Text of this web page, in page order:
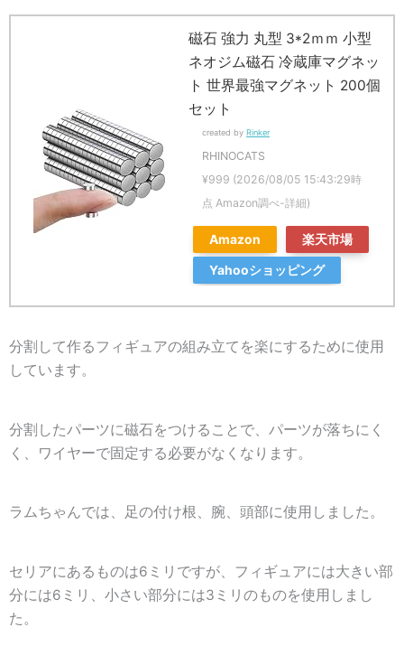
磁石 強力 丸型 3*2ｍｍ 小型
ネオジム磁石 冷蔵庫マグネッ
ト 世界最強マグネット 200個
セット
created by Rinker
RHINOCATS
¥999 (2026/08/05 15:43:29時
点 Amazon調べ-詳細)
Amazon
楽天市場
Yahooショッピング
分割して作るフィギュアの組み立てを楽にするために使用
しています。
分割したパーツに磁石をつけることで、パーツが落ちにく
く、ワイヤーで固定する必要がなくなります。
ラムちゃんでは、足の付け根、腕、頭部に使用しました。
セリアにあるものは6ミリですが、フィギュアには大きい部
分には6ミリ、小さい部分には3ミリのものを使用しまし
た。